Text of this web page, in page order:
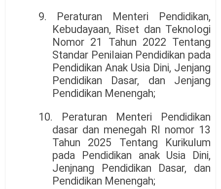
9. Peraturan Menteri Pendidikan,
Kebudayaan, Riset dan Teknologi
Nomor 21 Tahun 2022 Tentang
Standar Penilaian Pendidikan pada
Pendidikan Anak Usia Dini, Jenjang
Pendidikan Dasar, dan Jenjang
Pendidikan Menengah;
10. Peraturan Menteri Pendidikan
dasar dan menegah RI nomor 13
Tahun 2025 Tentang Kurikulum
pada Pendidikan anak Usia Dini,
Jenjnang Pendidikan Dasar, dan
Pendidikan Menengah;